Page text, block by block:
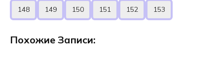
Похожие Записи: